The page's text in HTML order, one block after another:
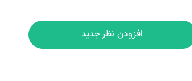
افزودن نظر جدید